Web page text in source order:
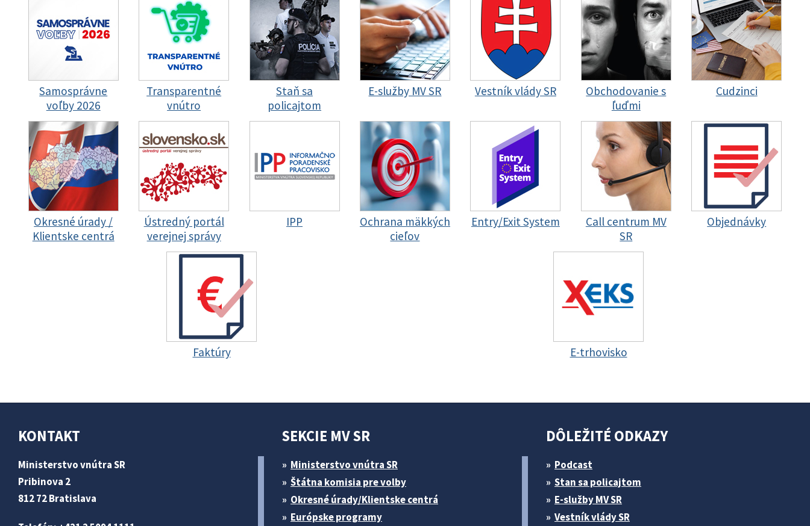
Samosprávne
voľby 2026
Transparentné
vnútro
Staň sa
policajtom
E-služby MV SR Vestník vlády SR
Obchodovanie s
ľuďmi
Cudzinci
Okresné úrady /
Klientske centrá
Ústredný portál
verejnej správy
IPP
Ochrana mäkkých
cieľov
Entry/Exit System
Call centrum MV
SR
Objednávky
Faktúry E-trhovisko
KONTAKT
Ministerstvo vnútra SR
Pribinova 2
812 72 Bratislava
SEKCIE MV SR
Ministerstvo vnútra SR
Štátna komisia pre volby
Okresné úrady/Klientske centrá
Európske programy
DÔLEŽITÉ ODKAZY
Podcast
Stan sa policajtom
E-služby MV SR
Vestník vlády SR